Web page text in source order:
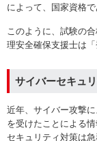
によって、国家資格
このように、試験の
理安全確保支援士は
サイバーセキュ
近年、サイバー攻撃
を受けたことによる
セキュリティ対策は急